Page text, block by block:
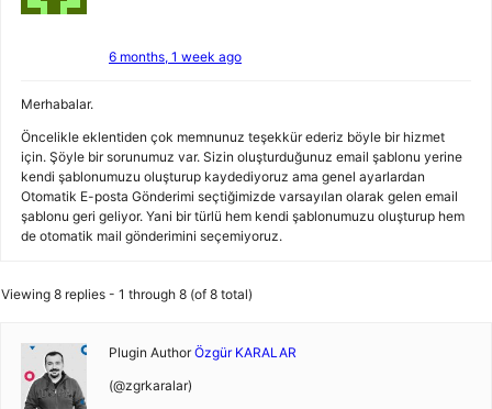
6 months, 1 week ago
Merhabalar.
Öncelikle eklentiden çok memnunuz teşekkür ederiz böyle bir hizmet
için. Şöyle bir sorunumuz var. Sizin oluşturduğunuz email şablonu yerine
kendi şablonumuzu oluşturup kaydediyoruz ama genel ayarlardan
Otomatik E-posta Gönderimi seçtiğimizde varsayılan olarak gelen email
şablonu geri geliyor. Yani bir türlü hem kendi şablonumuzu oluşturup hem
de otomatik mail gönderimini seçemiyoruz.
Viewing 8 replies - 1 through 8 (of 8 total)
Plugin Author Özgür KARALAR
(@zgrkaralar)